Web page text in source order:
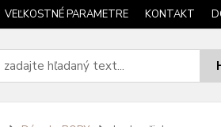
VEĽKOSTNÉ PARAMETRE KONTAKT